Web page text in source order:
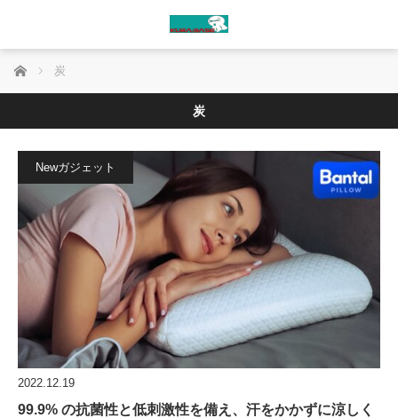
ホーム 炭
炭
Newガジェット
2022.12.19
99.9% の抗菌性と低刺激性を備え、汗をかかずに涼しく